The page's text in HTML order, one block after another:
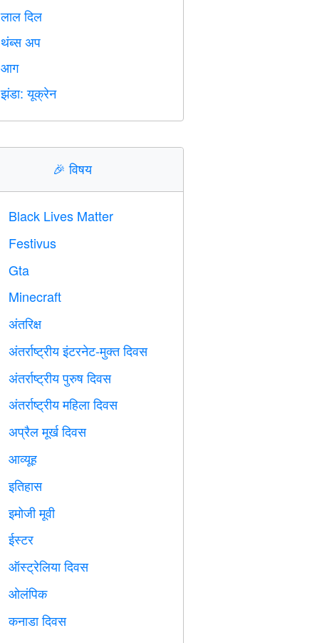
लाल दिल
थंब्स अप
आग
झंडा: यूक्रेन
🎉विषय
Black Lives Matter
Festivus
Gta
Minecraft
अंतरिक्ष
अंतर्राष्ट्रीय इंटरनेट-मुक्त दिवस
अंतर्राष्ट्रीय पुरुष दिवस
अंतर्राष्ट्रीय महिला दिवस
अप्रैल मूर्ख दिवस
आव्यूह
इतिहास
इमोजी मूवी
ईस्टर
ऑस्ट्रेलिया दिवस
ओलंपिक
कनाडा दिवस